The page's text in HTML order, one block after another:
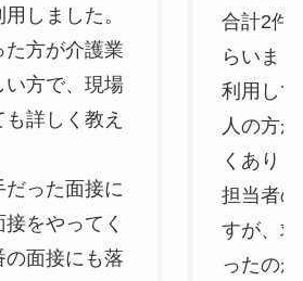
しました。
方が介護業
い方で、現場
詳しく教え
った面接に
をやってく
面接にも落
合計2件
らいま
利用し
人の方
くあり
担当者
すが、
ったの